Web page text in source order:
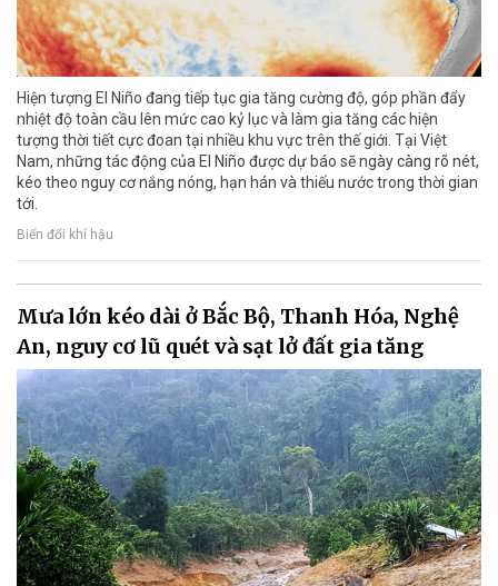
Hiện tượng El Niño đang tiếp tục gia tăng cường độ, góp phần đẩy
nhiệt độ toàn cầu lên mức cao kỷ lục và làm gia tăng các hiện
tượng thời tiết cực đoan tại nhiều khu vực trên thế giới. Tại Việt
Nam, những tác động của El Niño được dự báo sẽ ngày càng rõ nét,
kéo theo nguy cơ nắng nóng, hạn hán và thiếu nước trong thời gian
tới.
Biến đổi khí hậu
Mưa lớn kéo dài ở Bắc Bộ, Thanh Hóa, Nghệ
An, nguy cơ lũ quét và sạt lở đất gia tăng